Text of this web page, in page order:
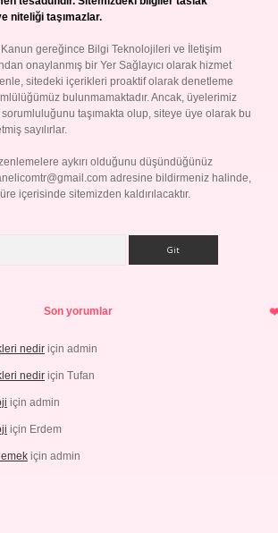
niteliği taşımazlar.
Kanun gereğince Bilgi Teknolojileri ve İletişim
onaylanmış bir Yer Sağlayıcı olarak hizmet
sitedeki içerikleri proaktif olarak denetleme
bulunmamaktadır. Ancak, üyelerimiz
sorumluluğunu taşımakta olup, siteye üye olarak bu
sayılırlar.
aykırı olduğunu düşündüğünüz
adresine bildirmeniz halinde,
içerisinde sitemizden kaldırılacaktır.
Son yorumlar
nedir için admin
nedir için Tufan
için admin
için Erdem
için admin